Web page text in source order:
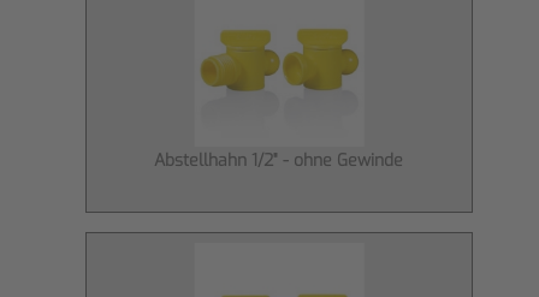
Abstellhahn 1/2" - ohne Gewinde